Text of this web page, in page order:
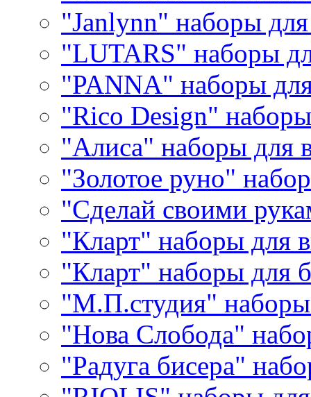
"Janlynn" наборы
"LUTARS" наборы
"PANNA" наборы
"Rico Design"
"Алиса" наборы для
"Золотое руно"
"Сделай своими
"Кларт" наборы для
"Кларт" наборы для
"М.П.студия"
"Нова Слобода"
"Радуга бисера"